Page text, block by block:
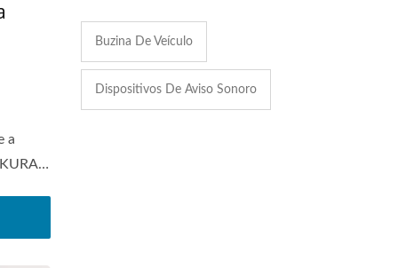
a
Buzina De Veículo
Dispositivos De Aviso Sonoro